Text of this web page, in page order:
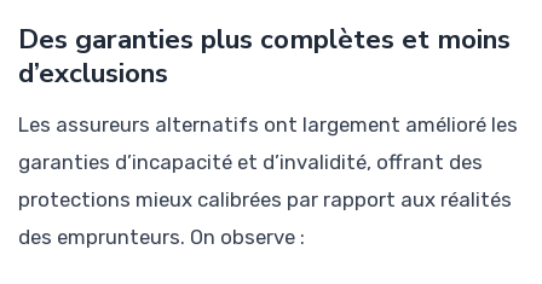
Des garanties plus complètes et moins
d’exclusions
Les assureurs alternatifs ont largement amélioré les
garanties d’incapacité et d’invalidité, offrant des
protections mieux calibrées par rapport aux réalités
des emprunteurs. On observe :